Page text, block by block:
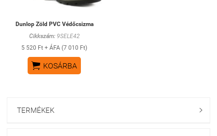
Dunlop Zöld PVC Védőcsizma
Cikkszám:9SELE42
5 520 Ft + ÁFA (7 010 Ft)
 KOSÁRBA
TERMÉKEK 